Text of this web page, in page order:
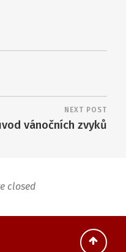
NEXT POST
vánočních zvyků
closed